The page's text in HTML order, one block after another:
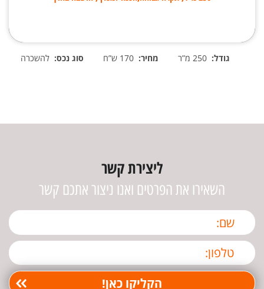
גודל: 250 מ”ר מחיר: סוג נכס: להשכרה
ליצירת קשר
השאירו את הפרטים ואנו ניצור אתכם קשר